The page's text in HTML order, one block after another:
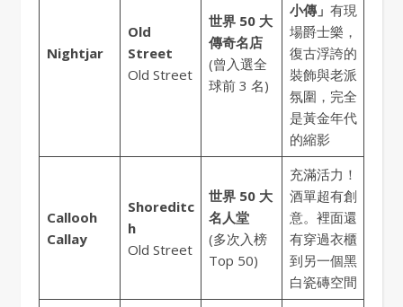
Nightjar
Old
Street
Old Street
世界 50 大
傳奇名店
(曾入選全
球前 3 名)
小傳」 有現
場爵士樂，
復古浮誇的
裝飾與老派
氛圍，完全
是黃金年代
的縮影
Callooh
Callay
Shoreditc
h
Old Street
世界 50 大
名人堂
(多次入榜
Top 50)
充滿活力！
酒單超有創
意。裡面還
有穿過衣櫃
到另一個黑
白瓷磚空間